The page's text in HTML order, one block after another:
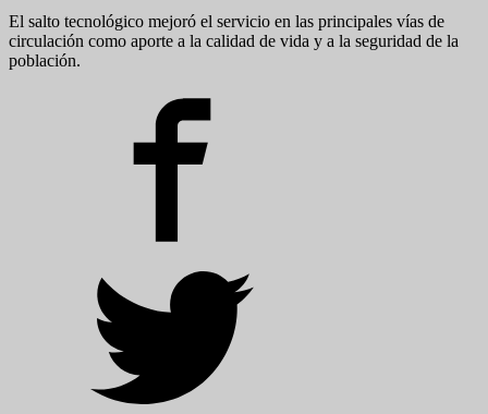
El salto tecnológico mejoró el servicio en las principales vías de
circulación como aporte a la calidad de vida y a la seguridad de la
población.